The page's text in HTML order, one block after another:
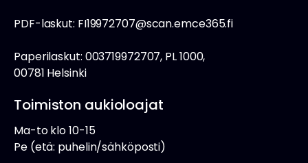
PDF-laskut: FI19972707@scan.emce365.fi
Paperilaskut: 003719972707, PL 1000,
00781 Helsinki
Toimiston aukioloajat
Ma-to klo 10-15
Pe (etä: puhelin/sähköposti)